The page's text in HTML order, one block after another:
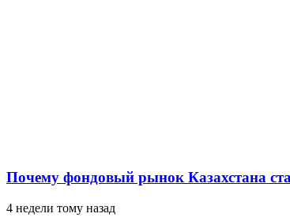
Почему фондовый рынок Казахстана
4 недели тому назад